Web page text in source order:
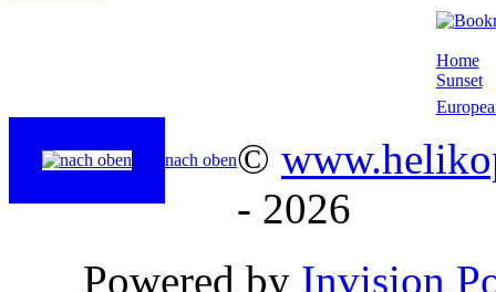
Home
Sunset
nach oben©
- 2026
Powered by Invision